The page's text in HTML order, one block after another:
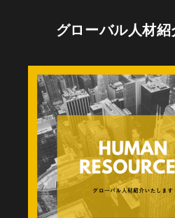
グローバル人材